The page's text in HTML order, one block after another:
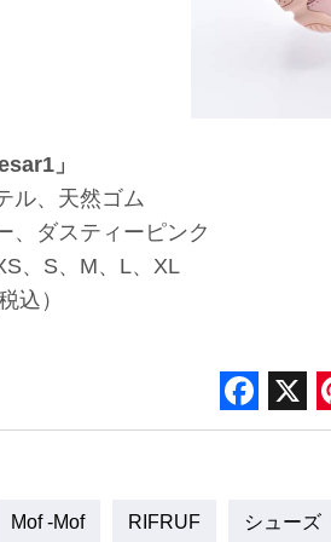
」
ル、天然ゴム
、ダスティーピンク
、S、M、L、XL
込）
X
Mof -mof RIFRUF シューズ